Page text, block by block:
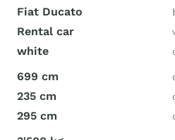
Fiat Ducato
Rental car
white
699 cm
235 cm
295 cm